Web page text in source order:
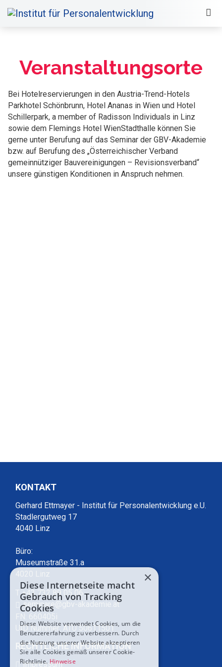
Veranstaltungsorte
Bei Hotelreservierungen in den Austria-Trend-Hotels
Parkhotel Schönbrunn, Hotel Ananas in Wien und Hotel
Schillerpark, a member of Radisson Individuals in Linz
sowie dem Flemings Hotel WienStadthalle können Sie
gerne unter Berufung auf das Seminar der GBV-Akademie
bzw. auf Berufung des „Österreichischer Verband
gemeinnütziger Bauvereinigungen – Revisionsverband“
unsere günstigen Konditionen in Anspruch nehmen.
KONTAKT
Gerhard Ettmayer - Institut für Personalentwicklung e.U.
Stadlergutweg 17
4040 Linz
Büro:
Museumstraße 31.a
4020 Linz
T +43 732 89 05 06
seminare@gbv-akademie.at
FN: 660405i
UID Nummer: ATU 50611501
RECHTLICHE INFORMATION
Impressum
×
Diese Internetseite macht
Gebrauch von Tracking
Cookies
Diese Website verwendet Cookies, um die
Benutzererfahrung zu verbessern. Durch
die Nutzung unserer Website akzeptieren
Sie alle Cookies gemäß unserer Cookie-
Richtlinie. Hinweise